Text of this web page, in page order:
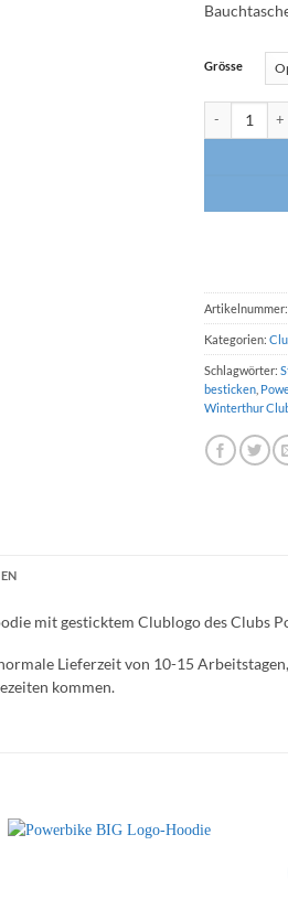
Grösse
Artikelnummer:
Kategorien:
Schlagwörter:
besticken,
Winterthur
mit gesticktem Clublogo des Clubs
Lieferzeit von 10-15
kommen.